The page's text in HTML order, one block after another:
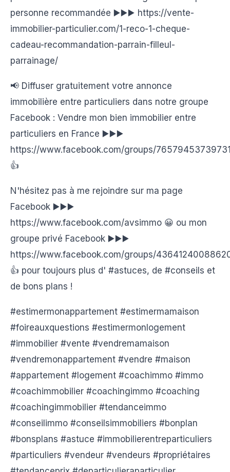
personne recommandée ▶️▶️▶️ https://vente-
immobilier-particulier.com/1-reco-1-cheque-
cadeau-recommandation-parrain-filleul-
parrainage/
📢 Diffuser gratuitement votre annonce
immobilière entre particuliers dans notre groupe
Facebook : Vendre mon bien immobilier entre
particuliers en France ▶️▶️▶️
https://www.facebook.com/groups/
👍
N'hésitez pas à me rejoindre sur ma page
Facebook ▶️▶️▶️
https://www.facebook.com/avsimmo 😀 ou mon
groupe privé Facebook ▶️▶️▶️
https://www.facebook.com/groups/
👍 pour toujours plus d' #astuces, de #conseils et
de bons plans !
#estimermonappartement #estimermamaison
#foireauxquestions #estimermonlogement
#immobilier #vente #vendremamaison
#vendremonappartement #vendre #maison
#appartement #logement #coachimmo #immo
#coachimmobilier #coachingimmo #coaching
#coachingimmobilier #tendanceimmo
#conseilimmo #conseilsimmobiliers #bonplan
#bonsplans #astuce #immobilierentreparticuliers
#particuliers #vendeur #vendeurs #propriétaires